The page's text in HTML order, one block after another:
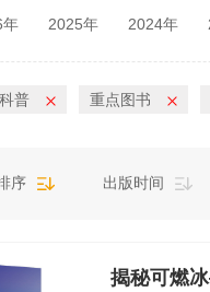
年 2025年 2024年
普 重点图书
序 出版时间
揭秘可燃